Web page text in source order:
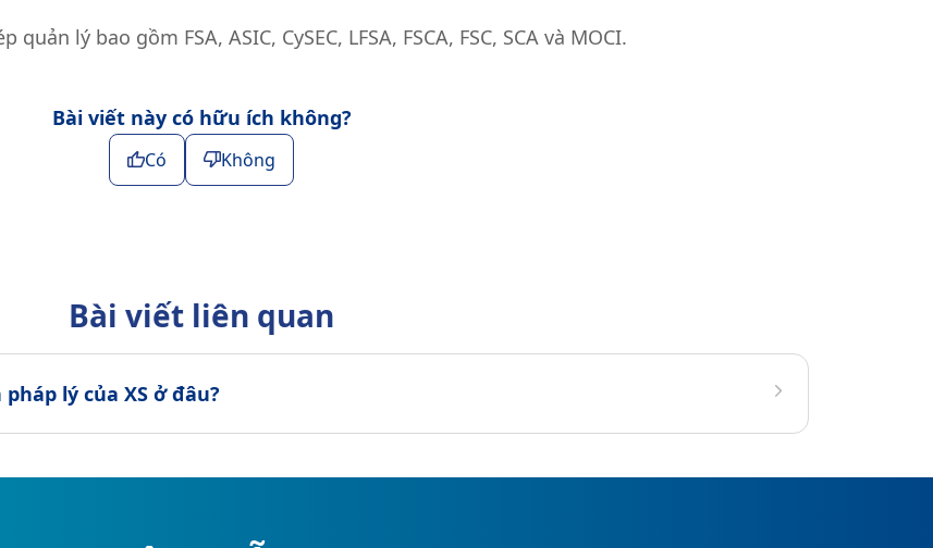
lý bao gồm FSA, ASIC, CySEC, LFSA, FSCA, FSC, SCA và MOCI.
Bài viết này có hữu ích không?
Có Không
Bài viết liên quan
lý của XS ở đâu?